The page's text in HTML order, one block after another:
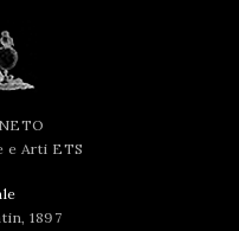
e Arti ETS
1897